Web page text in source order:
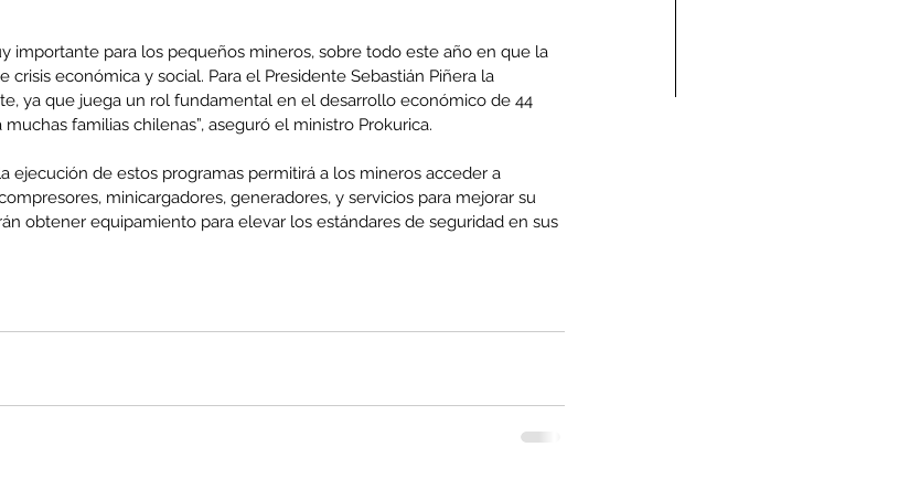
Comunicado Bono Trimestral
Humberto Vega Rivera
(Q.E.P.D.)
importante para los pequeños mineros, sobre todo este año en que la
económica y social. Para el Presidente Sebastián Piñera la
ya que juega un rol fundamental en el desarrollo económico de 44
familias chilenas”, aseguró el ministro Prokurica.
ejecución de estos programas permitirá a los mineros acceder a
minicargadores, generadores, y servicios para mejorar su
obtener equipamiento para elevar los estándares de seguridad en sus